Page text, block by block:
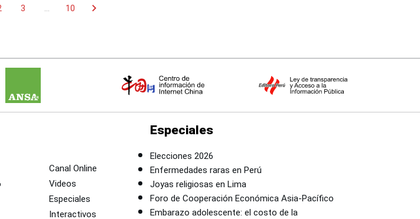
3 10 chevron_right
Canal Online
Videos
Especiales
Interactivos
Especiales
Elecciones 2026
Enfermedades raras en Perú
Joyas religiosas en Lima
Foro de Cooperación Económica Asia-Pacífico
Embarazo adolescente: el costo de la